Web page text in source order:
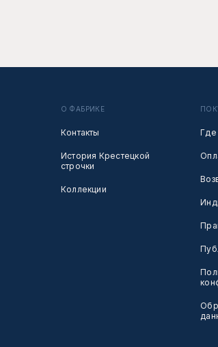
О ФАБРИКЕ
Контакты
История Крестецкой
строчки
Коллекции
Где